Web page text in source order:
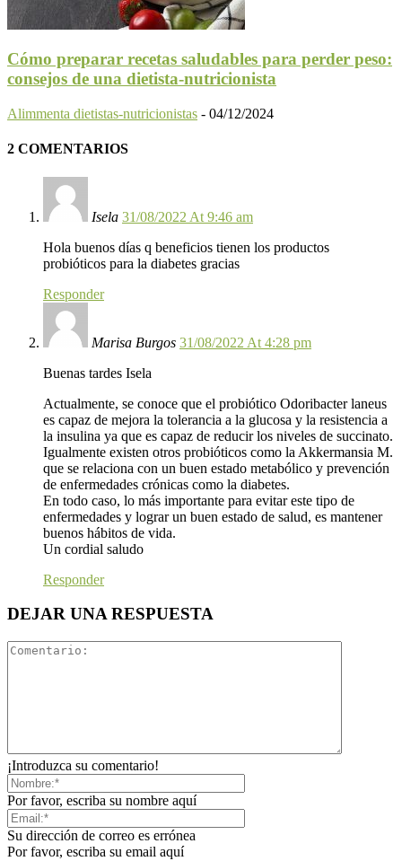
Cómo preparar recetas saludables para perder peso:
consejos de una dietista-nutricionista
Alimmenta dietistas-nutricionistas - 04/12/2024
2 COMENTARIOS
Isela 31/08/2022 At 9:46 am
Hola buenos días q beneficios tienen los productos
probióticos para la diabetes gracias
Responder
Marisa Burgos 31/08/2022 At 4:28 pm
Buenas tardes Isela
Actualmente, se conoce que el probiótico Odoribacter laneus
es capaz de mejora la tolerancia a la glucosa y la resistencia a
la insulina ya que es capaz de reducir los niveles de succinato.
Igualmente existen otros probióticos como la Akkermansia M.
que se relaciona con un buen estado metabólico y prevención
de enfermedades crónicas como la diabetes.
En todo caso, lo más importante para evitar este tipo de
enfermedades y lograr un buen estado de salud, es mantener
buenos hábitos de vida.
Un cordial saludo
Responder
DEJAR UNA RESPUESTA
¡Introduzca su comentario!
Por favor, escriba su nombre aquí
Su dirección de correo es errónea
Por favor, escriba su email aquí